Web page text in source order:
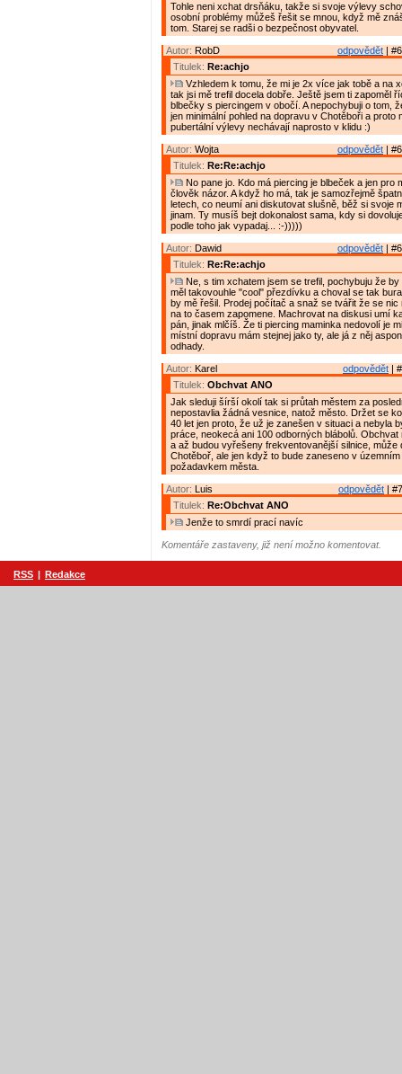
Tohle neni xchat drsňáku, takže si svoje výlevy
osobní problémy můžeš řešit se mnou, když mě
tom. Starej se radši o bezpečnost obyvatel.
odpovědět |
Autor: RobD
Titulek: Re:achjo
Vzhledem k tomu, že mi je 2x více jak tobě a na
tak jsi mě trefil docela dobře. Ještě jsem ti zapoměl
blbečky s piercingem v obočí. A nepochybuji o tom,
jen minimální pohled na dopravu v Chotěboři a proto
pubertální výlevy nechávají naprosto v klidu :)
odpovědět |
Autor: Wojta
Titulek: Re:Re:achjo
No pane jo. Kdo má piercing je blbeček a jen pro
člověk názor. A když ho má, tak je samozřejmě
letech, co neumí ani diskutovat slušně, běž si svoje
jinam. Ty musíš bejt dokonalost sama, kdy si
podle toho jak vypadaj... :-)))))
odpovědět |
Autor: Dawid
Titulek: Re:Re:achjo
Ne, s tim xchatem jsem se trefil, pochybuju že by
měl takovouhle "cool" přezdívku a choval se tak
by mě řešil. Prodej počítač a snaž se tvářit že se nic
na to časem zapomene. Machrovat na diskusi umí
pán, jinak mlčíš. Že ti piercing maminka nedovolí je
místní dopravu mám stejnej jako ty, ale já z něj
odhady.
odpovědět |
Autor: Karel
Titulek: Obchvat ANO
Jak sleduji šírší okolí tak si průtah městem za
nepostavlia žádná vesnice, natož město. Držet se
40 let jen proto, že už je zanešen v situaci a nebyla
práce, neokecá ani 100 odborných blábolů.
a až budou vyřešeny frekventovanější silnice, může
Chotěboř, ale jen když to bude zaneseno v územním
požadavkem města.
odpovědět |
Autor: Luis
Titulek: Re:Obchvat ANO
Jenže to smrdí prací navíc
Komentáře zastaveny, již není možno komentovat.
RSS | Redakce